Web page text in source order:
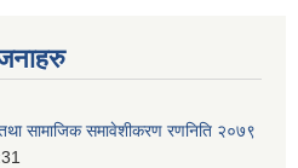
सामाजिक समावेशीकरण रणनिति २०७९